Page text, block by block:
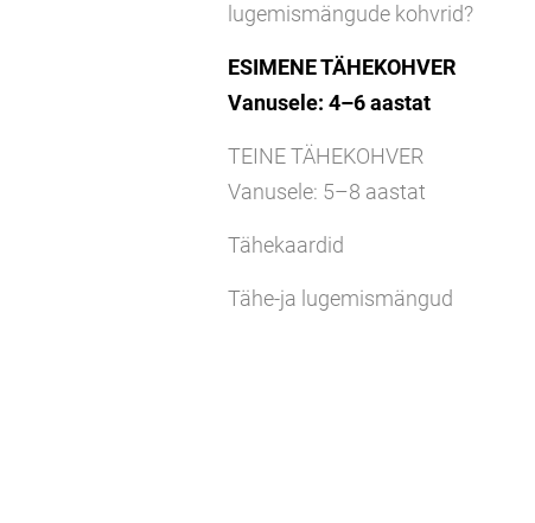
lugemismängude kohvrid?
ESIMENE TÄHEKOHVER
Vanusele: 4–6 aastat
TEINE TÄHEKOHVER
Vanusele: 5–8 aastat
Tähekaardid
Tähe-ja lugemismängud